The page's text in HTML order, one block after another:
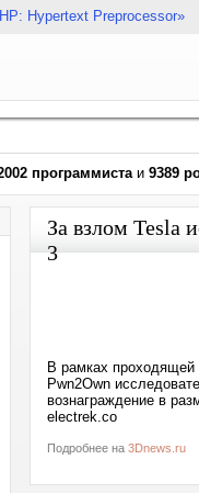
Hypertext Preprocessor»
программистаи 9389
За взлом Tesla
3
В рамках проходящей
Pwn2Own
вознаграждение в
electrek.co
Подробнее на 3Dnews.ru